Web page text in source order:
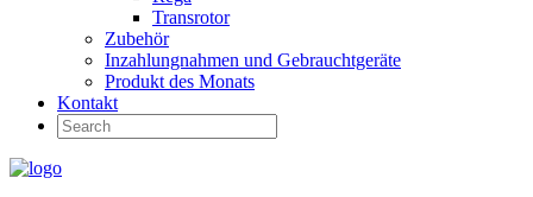
Transrotor
Zubehör
Inzahlungnahmen und Gebrauchtgeräte
Produkt des Monats
Kontakt